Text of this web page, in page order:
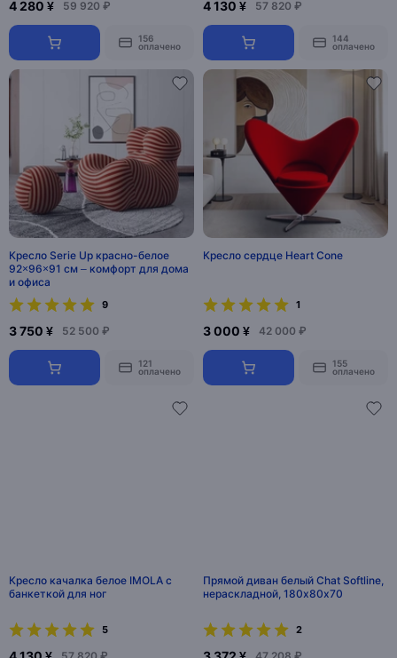
4 280 ¥ 59 920 ₽
156
оплачено
4 130 ¥ 57 820 ₽
144
оплачено
Кресло Serie Up красно-белое
92×96×91 см – комфорт для дома
и офиса
9
3 750 ¥ 52 500 ₽
121
оплачено
Кресло сердце Heart Cone
1
3 000 ¥ 42 000 ₽
155
оплачено
Кресло качалка белое IMOLA с
банкеткой для ног
5
Прямой диван белый Chat Softline,
нераскладной, 180х80х70
2